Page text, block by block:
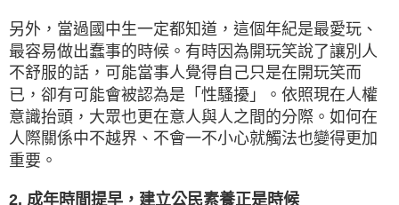
另外，當過國中生一定都知道，這個年紀是最愛玩、
最容易做出蠢事的時候。有時因為開玩笑說了讓別人
不舒服的話，可能當事人覺得自己只是在開玩笑而
已，卻有可能會被認為是「性騷擾」。依照現在人權
意識抬頭，大眾也更在意人與人之間的分際。如何在
人際關係中不越界、不會一不小心就觸法也變得更加
重要。
2. 成年時間提早，建立公民素養正是時候